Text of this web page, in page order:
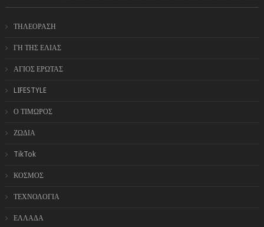
ΤΗΛΕΟΡΑΣΗ
ΓΗ ΤΗΣ ΕΛΙΑΣ
ΑΓΙΟΣ ΕΡΩΤΑΣ
LIFESTYLE
Ο ΤΙΜΩΡΟΣ
ΖΩΔΙΑ
TikTok
ΚΟΣΜΟΣ
ΤΕΧΝΟΛΟΓΙΑ
ΕΛΛΑΔΑ